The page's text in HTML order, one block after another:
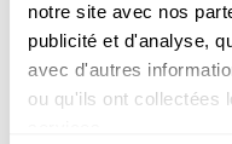
notre site avec nos
publicité et d'analyse,
avec d'autres
ou qu'ils ont collectées
SONDAGE
Taux de confiance
science
Comment les